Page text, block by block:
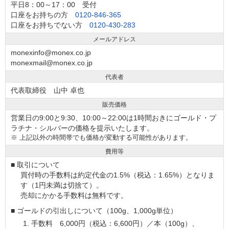
平日8：00～17：00 受付
口座をお持ちの方 0120-846-365
口座をお持ちでない方 0120-430-283
メールアドレス
monexinfo@monex.co.jp
monexmail@monex.co.jp
代表者
代表取締役 山中 卓也
販売価格
営業日の9:00と9:30、10:00～22:00は1時間おきにゴールド・プ
ラチナ・シルバーの価格を提示いたします。
※ 上記以外の時間帯でも価格が変動する可能性があります。
費用等
■ 取引について
買付時の手数料は約定代金の1.5%（税込：1.65%）となりま
す（1円未満は切捨て）。
売却にかかる手数料は無料です。
■ ゴールドの引出しについて（100g、1,000g単位）
手数料 6,000円（税込：6,600円）／本（100g）、